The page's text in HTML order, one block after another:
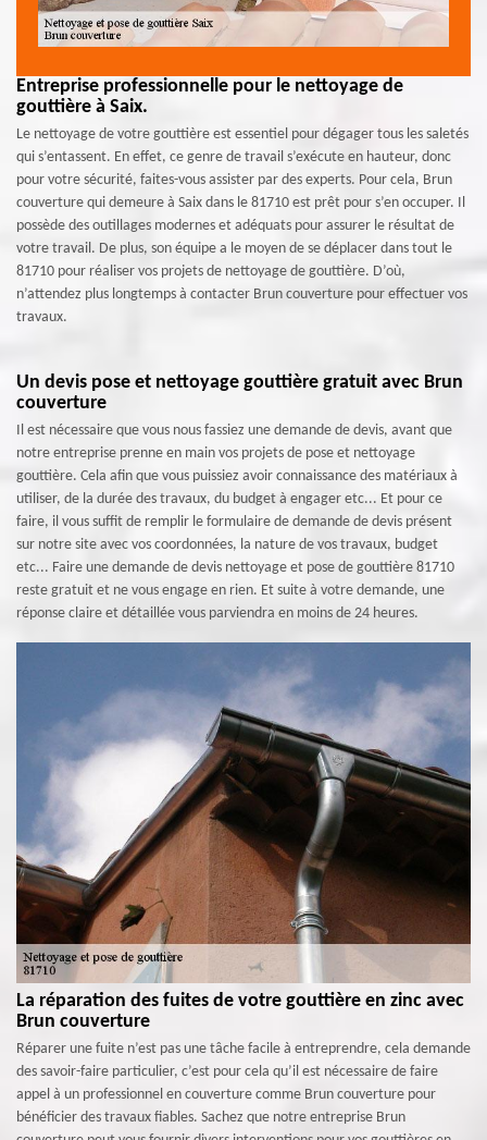
Entreprise professionnelle pour le nettoyage de
gouttière à Saix.
Le nettoyage de votre gouttière est essentiel pour dégager tous les saletés
qui s’entassent. En effet, ce genre de travail s’exécute en hauteur, donc
pour votre sécurité, faites-vous assister par des experts. Pour cela, Brun
couverture qui demeure à Saix dans le 81710 est prêt pour s’en occuper. Il
possède des outillages modernes et adéquats pour assurer le résultat de
votre travail. De plus, son équipe a le moyen de se déplacer dans tout le
81710 pour réaliser vos projets de nettoyage de gouttière. D’où,
n’attendez plus longtemps à contacter Brun couverture pour effectuer vos
travaux.
Un devis pose et nettoyage gouttière gratuit avec Brun
couverture
Il est nécessaire que vous nous fassiez une demande de devis, avant que
notre entreprise prenne en main vos projets de pose et nettoyage
gouttière. Cela afin que vous puissiez avoir connaissance des matériaux à
utiliser, de la durée des travaux, du budget à engager etc... Et pour ce
faire, il vous suffit de remplir le formulaire de demande de devis présent
sur notre site avec vos coordonnées, la nature de vos travaux, budget
etc... Faire une demande de devis nettoyage et pose de gouttière 81710
reste gratuit et ne vous engage en rien. Et suite à votre demande, une
réponse claire et détaillée vous parviendra en moins de 24 heures.
La réparation des fuites de votre gouttière en zinc avec
Brun couverture
Réparer une fuite n’est pas une tâche facile à entreprendre, cela demande
des savoir-faire particulier, c’est pour cela qu’il est nécessaire de faire
appel à un professionnel en couverture comme Brun couverture pour
bénéficier des travaux fiables. Sachez que notre entreprise Brun